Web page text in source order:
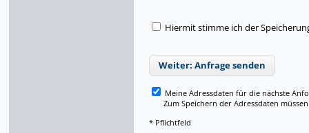
Hiermit stimme ich der
Weiter: Anfrage senden
Meine Adressdaten für die nächste
Zum Speichern der Adressdaten müssen
* Pflichtfeld